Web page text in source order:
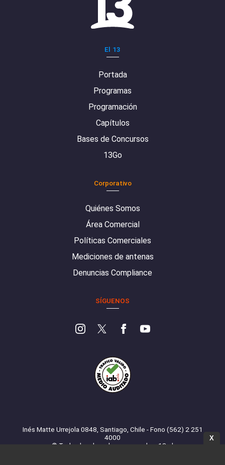
El 13
Portada
Programas
Programación
Capítulos
Bases de Concursos
13Go
Corporativo
Quiénes Somos
Área Comercial
Políticas Comerciales
Mediciones de antenas
Denuncias Compliance
SÍGUENOS
Inés Matte Urrejola 0848, Santiago, Chile - Fono (562) 2 251
4000
© Todos los derechos reservados. 13.cl
X